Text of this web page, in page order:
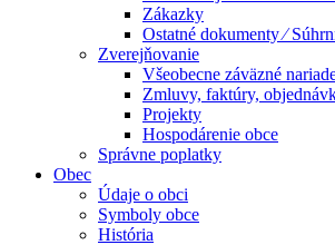
Zákazky
Ostatné dokumenty ⁄
Zverejňovanie
Všeobecne záväzné
Zmluvy, faktúry,
Projekty
Hospodárenie obce
Správne poplatky
Obec
Údaje o obci
Symboly obce
História